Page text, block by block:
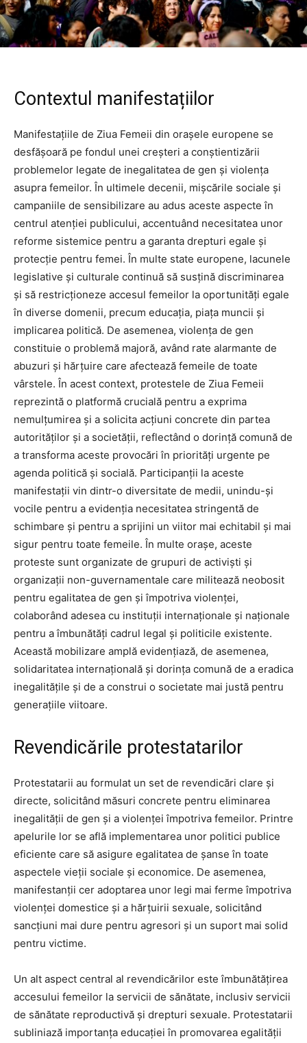
Contextul manifestațiilor
Manifestațiile de Ziua Femeii din orașele europene se
desfășoară pe fondul unei creșteri a conștientizării
problemelor legate de inegalitatea de gen și violența
asupra femeilor. În ultimele decenii, mișcările sociale și
campaniile de sensibilizare au adus aceste aspecte în
centrul atenției publicului, accentuând necesitatea unor
reforme sistemice pentru a garanta drepturi egale și
protecție pentru femei. În multe state europene, lacunele
legislative și culturale continuă să susțină discriminarea
și să restricționeze accesul femeilor la oportunități egale
în diverse domenii, precum educația, piața muncii și
implicarea politică. De asemenea, violența de gen
constituie o problemă majoră, având rate alarmante de
abuzuri și hărțuire care afectează femeile de toate
vârstele. În acest context, protestele de Ziua Femeii
reprezintă o platformă crucială pentru a exprima
nemulțumirea și a solicita acțiuni concrete din partea
autorităților și a societății, reflectând o dorință comună de
a transforma aceste provocări în priorități urgente pe
agenda politică și socială. Participanții la aceste
manifestații vin dintr-o diversitate de medii, unindu-și
vocile pentru a evidenția necesitatea stringentă de
schimbare și pentru a sprijini un viitor mai echitabil și mai
sigur pentru toate femeile. În multe orașe, aceste
proteste sunt organizate de grupuri de activiști și
organizații non-guvernamentale care militează neobosit
pentru egalitatea de gen și împotriva violenței,
colaborând adesea cu instituții internaționale și naționale
pentru a îmbunătăți cadrul legal și politicile existente.
Această mobilizare amplă evidențiază, de asemenea,
solidaritatea internațională și dorința comună de a eradica
inegalitățile și de a construi o societate mai justă pentru
generațiile viitoare.
Revendicările protestatarilor
Protestatarii au formulat un set de revendicări clare și
directe, solicitând măsuri concrete pentru eliminarea
inegalității de gen și a violenței împotriva femeilor. Printre
apelurile lor se află implementarea unor politici publice
eficiente care să asigure egalitatea de șanse în toate
aspectele vieții sociale și economice. De asemenea,
manifestanții cer adoptarea unor legi mai ferme împotriva
violenței domestice și a hărțuirii sexuale, solicitând
sancțiuni mai dure pentru agresori și un suport mai solid
pentru victime.
Un alt aspect central al revendicărilor este îmbunătățirea
accesului femeilor la servicii de sănătate, inclusiv servicii
de sănătate reproductivă și drepturi sexuale. Protestatarii
subliniază importanța educației în promovarea egalității